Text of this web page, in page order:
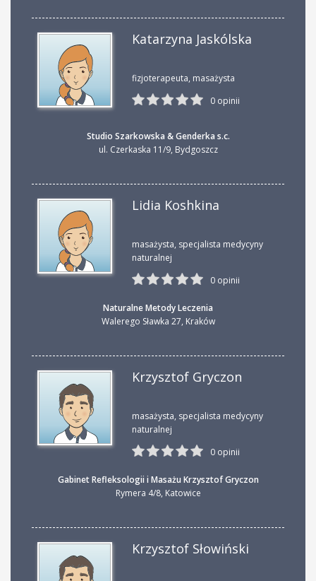
Katarzyna Jaskólska
fizjoterapeuta, masażysta
0 opinii
Studio Szarkowska & Genderka s.c.
ul. Czerkaska 11/9, Bydgoszcz
Lidia Koshkina
masażysta, specjalista medycyny
naturalnej
0 opinii
Naturalne Metody Leczenia
Walerego Sławka 27, Kraków
Krzysztof Gryczon
masażysta, specjalista medycyny
naturalnej
0 opinii
Gabinet Refleksologii i Masażu Krzysztof Gryczon
Rymera 4/8, Katowice
Krzysztof Słowiński